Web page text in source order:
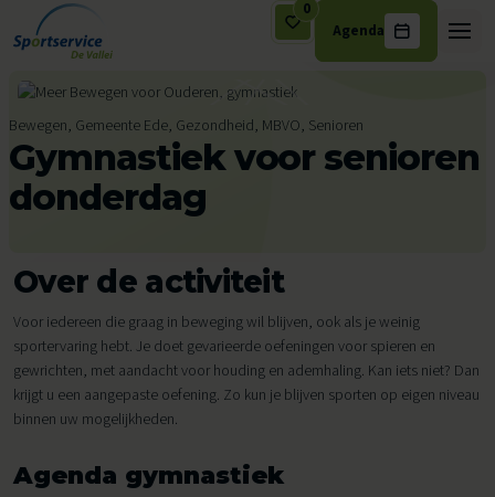
Ga naar de inhoud
0
Agenda
Bewegen, Gemeente Ede, Gezondheid, MBVO, Senioren
Gymnastiek voor senioren
donderdag
Over de activiteit
Voor iedereen die graag in beweging wil blijven, ook als je weinig
sportervaring hebt. Je doet gevarieerde oefeningen voor spieren en
gewrichten, met aandacht voor houding en ademhaling. Kan iets niet? Dan
krijgt u een aangepaste oefening. Zo kun je blijven sporten op eigen niveau
binnen uw mogelijkheden.
Agenda gymnastiek